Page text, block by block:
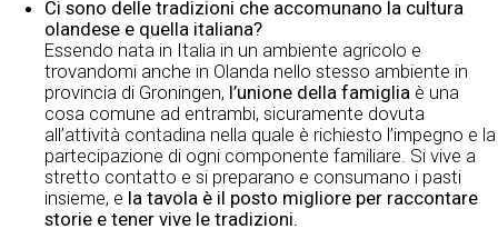
Ci sono delle tradizioni che accomunano la cultura
olandese e quella italiana?
Essendo nata in Italia in un ambiente agricolo e
trovandomi anche in Olanda nello stesso ambiente in
provincia di Groningen, l’unione della famiglia è una
cosa comune ad entrambi, sicuramente dovuta
all’attività contadina nella quale è richiesto l’impegno e la
partecipazione di ogni componente familiare. Si vive a
stretto contatto e si preparano e consumano i pasti
insieme, e la tavola è il posto migliore per raccontare
storie e tener vive le tradizioni.